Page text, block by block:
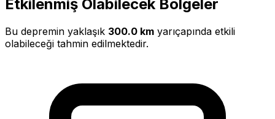
Etkilenmiş Olabilecek Bölgeler
Bu depremin yaklaşık 300.0 km yarıçapında etkili
olabileceği tahmin edilmektedir.